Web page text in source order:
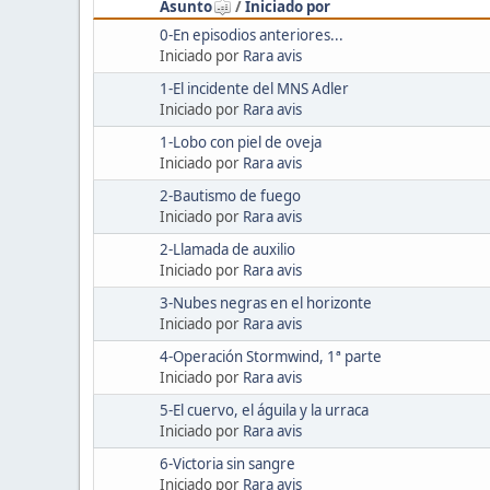
Asunto /Iniciado por
0-En episodios anteriores...
Iniciado por Rara avis
1-El incidente del MNS Adler
Iniciado por Rara avis
1-Lobo con piel de oveja
Iniciado por Rara avis
2-Bautismo de fuego
Iniciado por Rara avis
2-Llamada de auxilio
Iniciado por Rara avis
3-Nubes negras en el horizonte
Iniciado por Rara avis
4-Operación Stormwind, 1ª parte
Iniciado por Rara avis
5-El cuervo, el águila y la urraca
Iniciado por Rara avis
6-Victoria sin sangre
Iniciado por Rara avis